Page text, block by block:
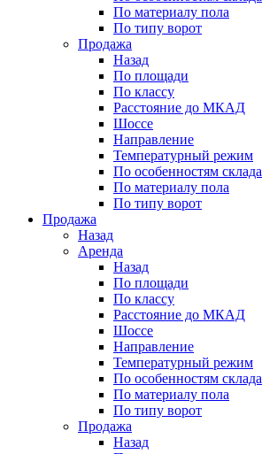
По материалу пола
По типу ворот
Продажа
Назад
По площади
По классу
Расстояние до МКАД
Шоссе
Направление
Температурный режим
По особенностям склада
По материалу пола
По типу ворот
Продажа
Назад
Аренда
Назад
По площади
По классу
Расстояние до МКАД
Шоссе
Направление
Температурный режим
По особенностям склада
По материалу пола
По типу ворот
Продажа
Назад